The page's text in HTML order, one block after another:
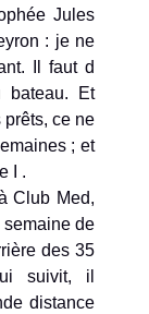
Jules
: je ne
Il faut d
bateau. Et
prêts, ce ne
; et
I .
Club Med,
de
des 35
suivit, il
distance